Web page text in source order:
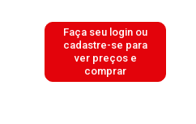
Faça seu login ou
cadastre-se para
ver preços e
comprar